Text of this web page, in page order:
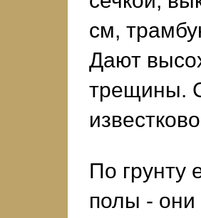
см,
Дают
трещины.
По грунту
полы - они